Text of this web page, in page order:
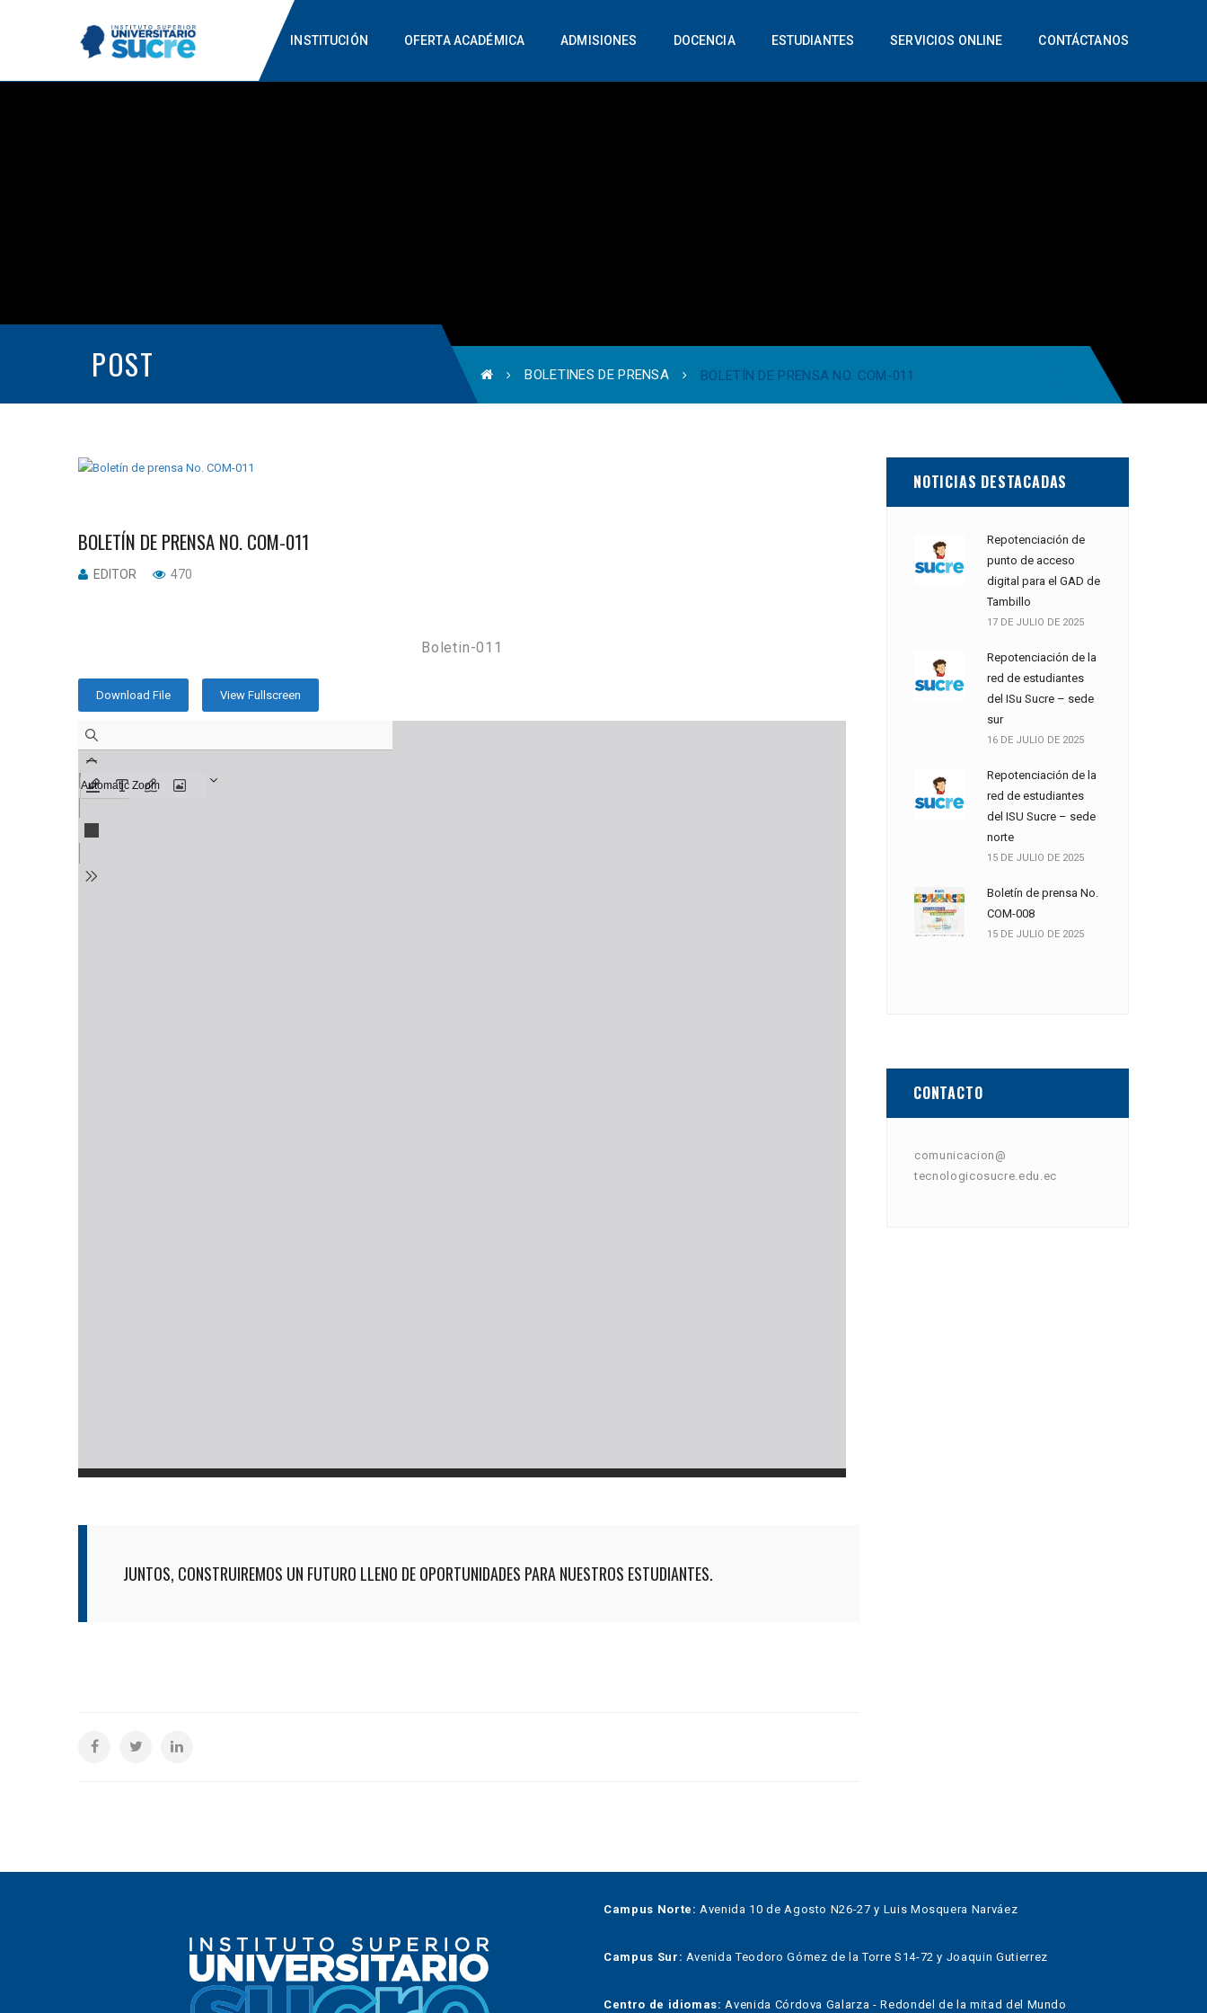
INSTITUCIÓN OFERTA ACADÉMICA ADMISIONES DOCENCIA ESTUDIANTES SERVICIOS ONLINE CONTÁCTANOS
POST BOLETINES DE PRENSA BOLETÍN DE PRENSA NO. COM-011
BOLETÍN DE PRENSA NO. COM-011
EDITOR 470
Boletin-011
Download File View Fullscreen
JUNTOS, CONSTRUIREMOS UN FUTURO LLENO DE OPORTUNIDADES PARA NUESTROS ESTUDIANTES.
NOTICIAS DESTACADAS
Repotenciación de
punto de acceso
digital para el GAD de
Tambillo
17 DE JULIO DE 2025
Repotenciación de la
red de estudiantes
del ISu Sucre – sede
sur
16 DE JULIO DE 2025
Repotenciación de la
red de estudiantes
del ISU Sucre – sede
norte
15 DE JULIO DE 2025
Boletín de prensa No.
COM-008
15 DE JULIO DE 2025
CONTACTO
comunicacion@
tecnologicosucre.edu.ec
Campus Norte: Avenida 10 de Agosto N26-27 y Luis Mosquera Narváez
Campus Sur: Avenida Teodoro Gómez de la Torre S14-72 y Joaquin Gutierrez
Centro de idiomas:Avenida Córdova Galarza - Redondel de la mitad del Mundo